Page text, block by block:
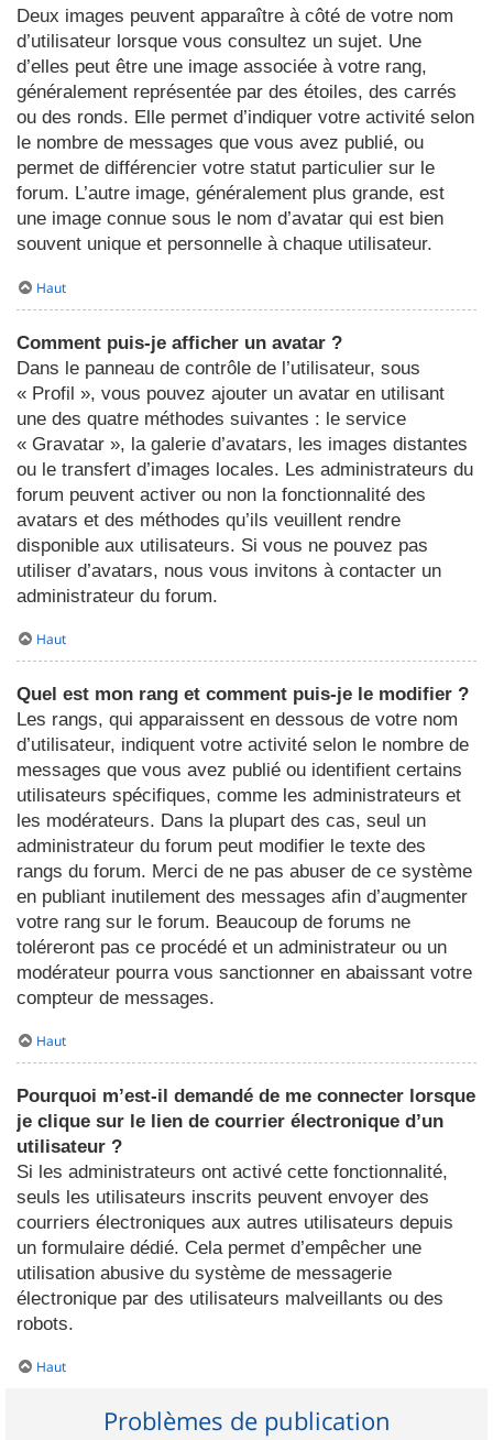
Deux images peuvent apparaître à côté de votre nom
d’utilisateur lorsque vous consultez un sujet. Une
d’elles peut être une image associée à votre rang,
généralement représentée par des étoiles, des carrés
ou des ronds. Elle permet d’indiquer votre activité selon
le nombre de messages que vous avez publié, ou
permet de différencier votre statut particulier sur le
forum. L’autre image, généralement plus grande, est
une image connue sous le nom d’avatar qui est bien
souvent unique et personnelle à chaque utilisateur.
Haut
Comment puis-je afficher un avatar ?
Dans le panneau de contrôle de l’utilisateur, sous
« Profil », vous pouvez ajouter un avatar en utilisant
une des quatre méthodes suivantes : le service
« Gravatar », la galerie d’avatars, les images distantes
ou le transfert d’images locales. Les administrateurs du
forum peuvent activer ou non la fonctionnalité des
avatars et des méthodes qu’ils veuillent rendre
disponible aux utilisateurs. Si vous ne pouvez pas
utiliser d’avatars, nous vous invitons à contacter un
administrateur du forum.
Haut
Quel est mon rang et comment puis-je le modifier ?
Les rangs, qui apparaissent en dessous de votre nom
d’utilisateur, indiquent votre activité selon le nombre de
messages que vous avez publié ou identifient certains
utilisateurs spécifiques, comme les administrateurs et
les modérateurs. Dans la plupart des cas, seul un
administrateur du forum peut modifier le texte des
rangs du forum. Merci de ne pas abuser de ce système
en publiant inutilement des messages afin d’augmenter
votre rang sur le forum. Beaucoup de forums ne
toléreront pas ce procédé et un administrateur ou un
modérateur pourra vous sanctionner en abaissant votre
compteur de messages.
Haut
Pourquoi m’est-il demandé de me connecter lorsque
je clique sur le lien de courrier électronique d’un
utilisateur ?
Si les administrateurs ont activé cette fonctionnalité,
seuls les utilisateurs inscrits peuvent envoyer des
courriers électroniques aux autres utilisateurs depuis
un formulaire dédié. Cela permet d’empêcher une
utilisation abusive du système de messagerie
électronique par des utilisateurs malveillants ou des
robots.
Haut
Problèmes de publication